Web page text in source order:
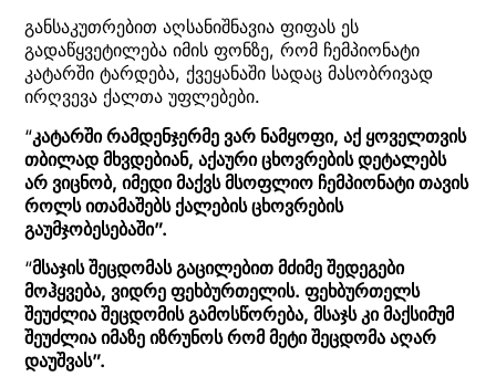
განსაკუთრებით აღსანიშნავია ფიფას ეს
გადაწყვეტილება იმის ფონზე, რომ ჩემპიონატი
კატარში ტარდება, ქვეყანაში სადაც მასობრივად
ირღვევა ქალთა უფლებები.
“კატარში რამდენჯერმე ვარ ნამყოფი, აქ ყოველთვის
თბილად მხვდებიან, აქაური ცხოვრების დეტალებს
არ ვიცნობ, იმედი მაქვს მსოფლიო ჩემპიონატი თავის
როლს ითამაშებს ქალების ცხოვრების
გაუმჯობესებაში”.
“მსაჯის შეცდომას გაცილებით მძიმე შედეგები
მოჰყვება, ვიდრე ფეხბურთელის. ფეხბურთელს
შეუძლია შეცდომის გამოსწორება, მსაჯს კი მაქსიმუმ
შეუძლია იმაზე იზრუნოს რომ მეტი შეცდომა აღარ
დაუშვას”.